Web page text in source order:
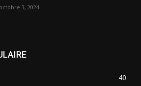
octobre 3, 2024
40